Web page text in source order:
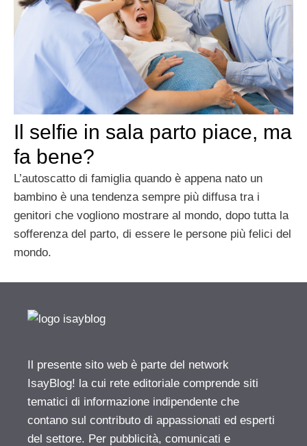
Il selfie in sala parto piace, ma
fa bene?
L’autoscatto di famiglia quando è appena nato un
bambino è una tendenza sempre più diffusa tra i
genitori che vogliono mostrare al mondo, dopo tutta la
sofferenza del parto, di essere le persone più felici del
mondo.
Il presente sito web è parte del network
IsayBlog! la cui rete editoriale comprende siti
tematici di informazione indipendente che
contano sul contributo di appassionati ed esperti
del settore. Per pubblicità, comunicati e